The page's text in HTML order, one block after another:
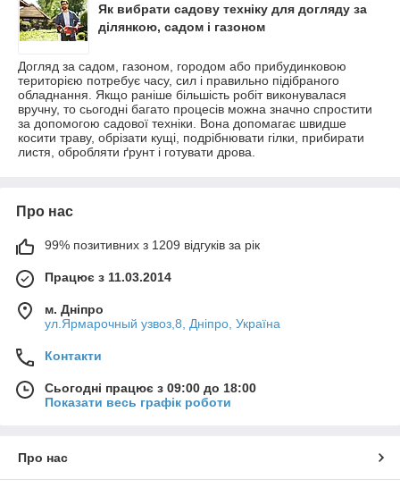
Як вибрати садову техніку для догляду за
ділянкою, садом і газоном
Догляд за садом, газоном, городом або прибудинковою
територією потребує часу, сил і правильно підібраного
обладнання. Якщо раніше більшість робіт виконувалася
вручну, то сьогодні багато процесів можна значно спростити
за допомогою садової техніки. Вона допомагає швидше
косити траву, обрізати кущі, подрібнювати гілки, прибирати
листя, обробляти ґрунт і готувати дрова.
Про нас
99% позитивних з 1209 відгуків за рік
Працює з 11.03.2014
м. Дніпро
ул.Ярмарочный узвоз,8, Дніпро, Україна
Контакти
Сьогодні працює з 09:00 до 18:00
Показати весь графік роботи
Про нас